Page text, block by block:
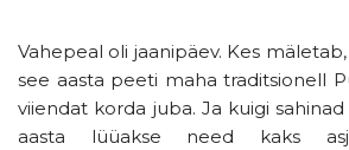
Vahepeal oli jaanipäev. Kes
see aasta peeti maha traditsionell
viiendat korda juba. Ja kuigi
aasta lüüakse need kaks